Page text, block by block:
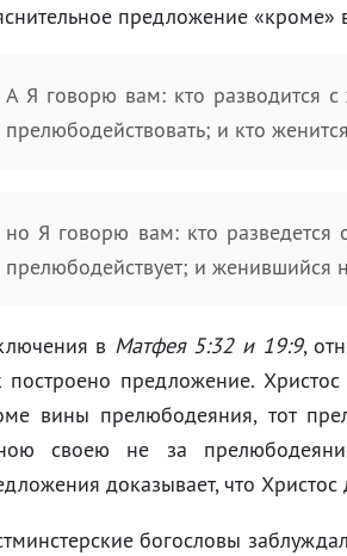
предложение «кроме»
А Я говорю вам: кто разводится
прелюбодействовать; и кто
но Я говорю вам: кто
прелюбодействует; и женившийся
в Матфея 5:32 и 19:9,
построено предложение.
вины прелюбодеяния, тот
своею не за
доказывает, что
богословы